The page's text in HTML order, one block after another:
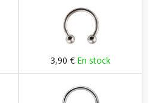
3,90 € En stock